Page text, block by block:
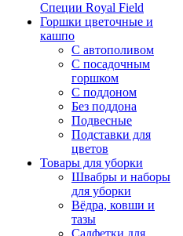
Специи Royal Field
Горшки цветочные и
кашпо
С автополивом
С посадочным
горшком
С поддоном
Без поддона
Подвесные
Подставки для
цветов
Товары для уборки
Швабры и наборы
для уборки
Вёдра, ковши и
тазы
Салфетки для